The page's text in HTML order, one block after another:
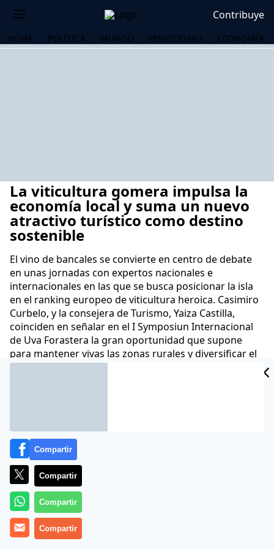
Contribuye
HOME POLÍTICA MUNDO PERIODISMO ECONOMÍA
La viticultura gomera impulsa la
economía local y suma un nuevo
atractivo turístico como destino
sostenible
El vino de bancales se convierte en centro de debate
en unas jornadas con expertos nacionales e
internacionales en las que se busca posicionar la isla
en el ranking europeo de viticultura heroica. Casimiro
Curbelo, y la consejera de Turismo, Yaiza Castilla,
coinciden en señalar en el I Symposiun Internacional
de Uva Forastera la gran oportunidad que supone
para mantener vivas las zonas rurales y diversificar el
modelo económico insular
Compartir
Compartir
Compartir
Compartir